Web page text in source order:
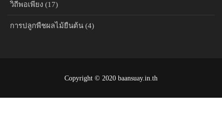
วิถีพอเพียง (17)
การปลูกพืชผลไม้ยืนต้น (4)
Copyright © 2020 baansuay.in.th